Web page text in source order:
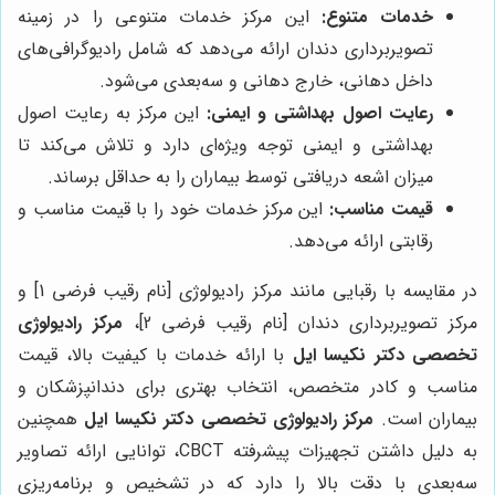
خدمات متنوع: این مرکز خدمات متنوعی را در زمینه
تصویربرداری دندان ارائه می‌دهد که شامل رادیوگرافی‌های
داخل دهانی، خارج دهانی و سه‌بعدی می‌شود.
رعایت اصول بهداشتی و ایمنی: این مرکز به رعایت اصول
بهداشتی و ایمنی توجه ویژه‌ای دارد و تلاش می‌کند تا
میزان اشعه دریافتی توسط بیماران را به حداقل برساند.
قیمت مناسب: این مرکز خدمات خود را با قیمت مناسب و
رقابتی ارائه می‌دهد.
در مقایسه با رقبایی مانند مرکز رادیولوژی [نام رقیب فرضی 1] و
مرکز تصویربرداری دندان [نام رقیب فرضی 2]،
مرکز رادیولوژی
تخصصی دکتر نکیسا ایل با ارائه خدمات با کیفیت بالا، قیمت
مناسب و کادر متخصص، انتخاب بهتری برای دندانپزشکان و
بیماران است. مرکز رادیولوژی تخصصی دکتر نکیسا ایل همچنین
به دلیل داشتن تجهیزات پیشرفته CBCT، توانایی ارائه تصاویر
سه‌بعدی با دقت بالا را دارد که در تشخیص و برنامه‌ریزی